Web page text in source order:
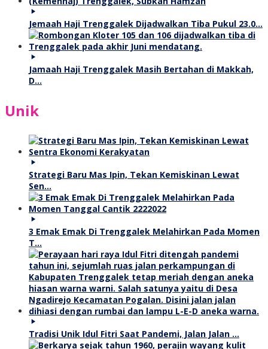
Jemaah Haji Trenggalek Dijadwalkan Tiba Pukul 23.0…
Jamaah Haji Trenggalek Masih Bertahan di Makkah,
D…
Unik
Strategi Baru Mas Ipin, Tekan Kemiskinan Lewat
Sen…
3 Emak Emak Di Trenggalek Melahirkan Pada Momen
T…
Tradisi Unik Idul Fitri Saat Pandemi, Jalan Jalan …